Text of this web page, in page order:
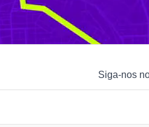
Siga-nos